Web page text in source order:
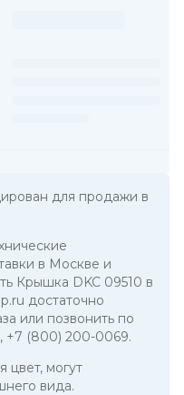
для продажи в
в Москве и
Крышка DKC 09510 в
достаточно
или позвонить по
, +7 (800) 200-0069.
цвет, могут
вида.